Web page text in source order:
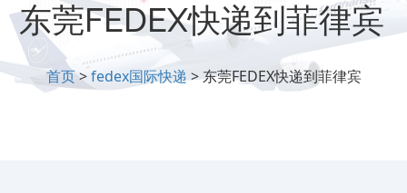
东莞FEDEX快递到‌‌‌菲律宾
首页>fedex国际快递> 东莞FEDEX快递到‌‌‌菲律宾